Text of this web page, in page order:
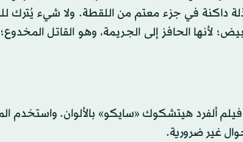
داكنة في جزء معتم من اللقطة. ولا شيء يُترك
لأنها الحافز إلى الجريمة، وهو القاتل
صُنع فيلم ألفرد هيتشكوك «سايكو» بالألوان. واستخدم
غير ضرورية.